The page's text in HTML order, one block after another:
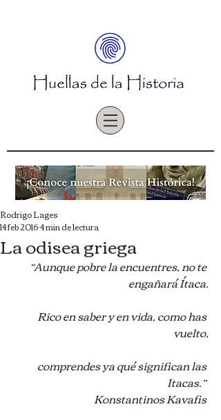
La odisea griega
Rodrigo Lages
14 feb 20164 min de lectura
“Aunque pobre la encuentres, no te
engañará Ítaca.
Rico en saber y en vida, como has
vuelto,
comprendes ya qué significan las
Itacas.”
Konstantinos Kavafis